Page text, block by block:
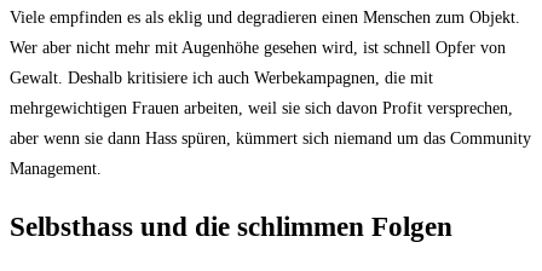
Viele empfinden es als eklig und degradieren einen Menschen zum Objekt.
Wer aber nicht mehr mit Augenhöhe gesehen wird, ist schnell Opfer von
Gewalt. Deshalb kritisiere ich auch Werbekampagnen, die mit
mehrgewichtigen Frauen arbeiten, weil sie sich davon Profit versprechen,
aber wenn sie dann Hass spüren, kümmert sich niemand um das Community
Management.
Selbsthass und die schlimmen Folgen